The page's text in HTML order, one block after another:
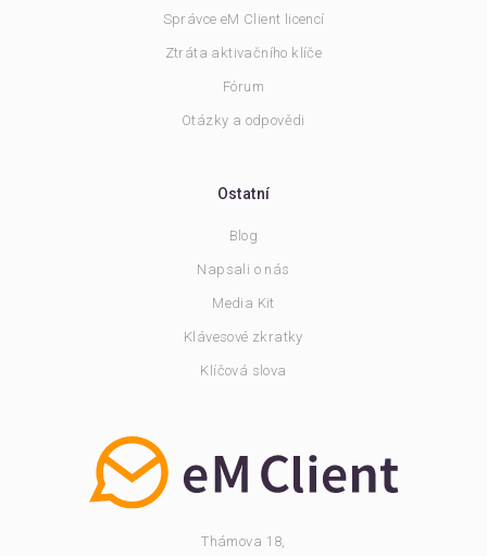
Správce eM Client licencí
Ztráta aktivačního klíče
Fórum
Otázky a odpovědi
Ostatní
Blog
Napsali o nás
Media Kit
Klávesové zkratky
Klíčová slova
Thámova 18,